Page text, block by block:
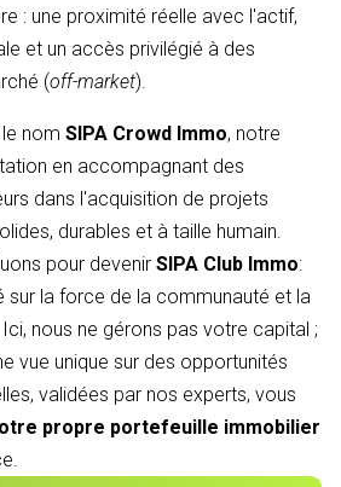
: une proximité réelle avec l'actif,
et un accès privilégié à des
(off-market).
nom SIPA Crowd Immo, notre
en accompagnant des
dans l'acquisition de projets
durables et à taille humain.
pour devenir SIPA Club Immo:
sur la force de la communauté et la
nous ne gérons pas votre capital ;
vue unique sur des opportunités
validées par nos experts, vous
propre portefeuille immobilier